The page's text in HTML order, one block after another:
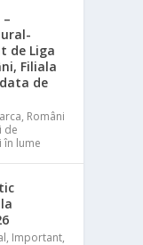
de Liga
Filiala
de
, Români
de
în lume
, Important,